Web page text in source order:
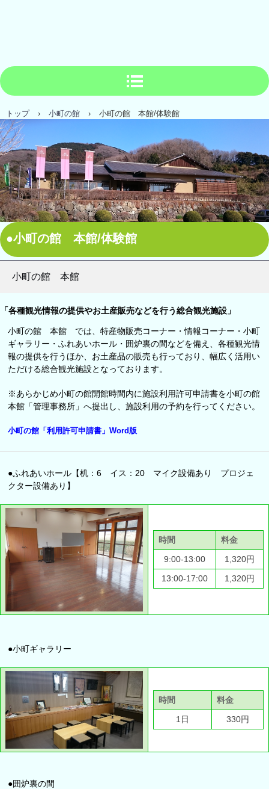
トップ › 小町の館 › 小町の館 本館/体験館
●小町の館 本館/体験館
小町の館 本館
「各種観光情報の提供やお土産販売などを行う総合観光施設」
小町の館 本館 では、特産物販売コーナー・情報コーナー・小町
ギャラリー・ふれあいホール・囲炉裏の間などを備え、各種観光情
報の提供を行うほか、お土産品の販売も行っており、幅広く活用い
ただける総合観光施設となっております。
※あらかじめ小町の館開館時間内に施設利用許可申請書を小町の館
本館「管理事務所」へ提出し、施設利用の予約を行ってください。
小町の館「利用許可申請書」Word版
●ふれあいホール【机：6 イス：20 マイク設備あり プロジェ
クター設備あり】
時間
料金
9:00‐13:00
1,320円
13:00‐17:00
1,320円
●小町ギャラリー
時間
料金
1日
330円
●囲炉裏の間